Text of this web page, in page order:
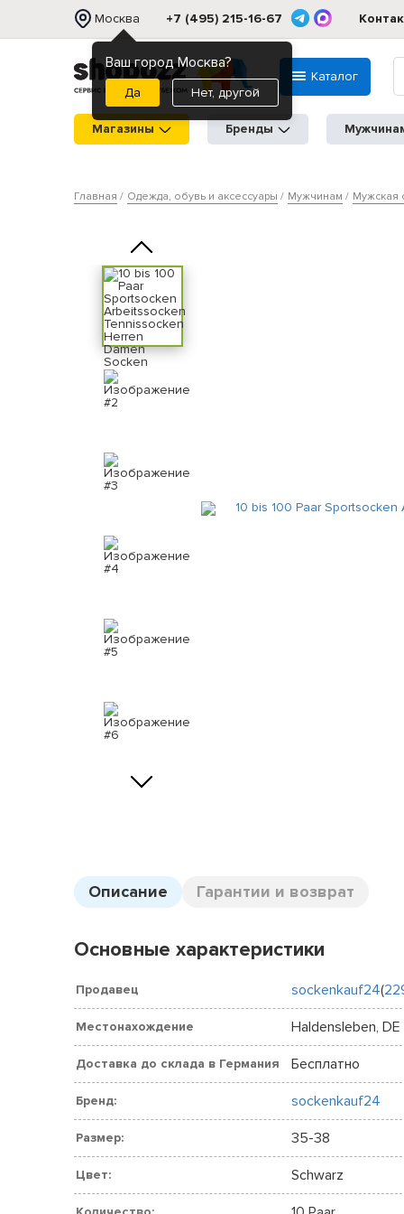
Москва
Ваш город Москва?
Нет, другой
+7 (495) 215-16-67
Каталог
Магазины Бренды
Главная Одежда, обувь и аксессуары Мужчинам Мужская
Описание Гарантии и возврат
Основные характеристики
Продавец sockenkauf24(
Местонахождение Haldensleben, DE
Доставка до склада в Германия Бесплатно
Бренд: sockenkauf24
Размер: 35-38
Цвет: Schwarz